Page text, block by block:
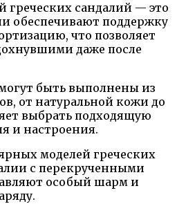
греческих сандалий — это
обеспечивают поддержку
что позволяет
даже после
быть выполнены из
от натуральной кожи до
выбрать подходящую
и настроения.
моделей греческих
с перекрученными
особый шарм и